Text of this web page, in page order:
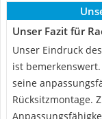
Unser Fazit für
Unser Eindruck
ist
seine
Rücksitzmontage.